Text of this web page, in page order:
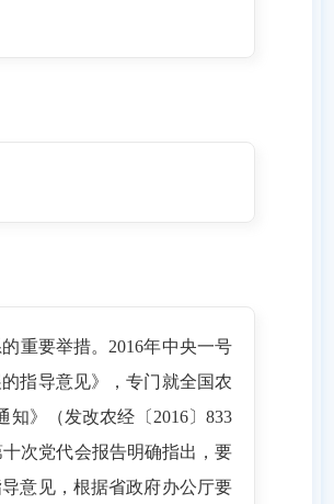
重要举措。2016年中央一号
指导意见》，专门就全国农
》（发改农经〔2016〕833
次党代会报告明确指出，要
意见，根据省政府办公厅要